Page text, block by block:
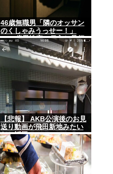
46歳無職男「隣のオッサン
のくしゃみうっせー！」
→60歳男性宅に侵入し暴行
を加えて逮捕
【悲報】 AKB公演後のお見
送り動画が飛田新地みたい
だと話題に・・・